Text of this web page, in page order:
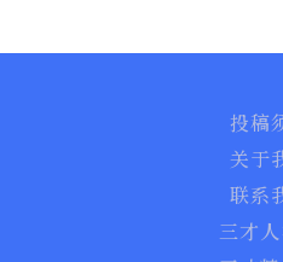
投稿
关于
联系
三才